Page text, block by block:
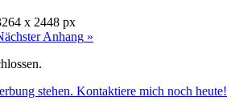
x 2448 px
Anhang »
stehen. Kontaktiere mich noch heute!